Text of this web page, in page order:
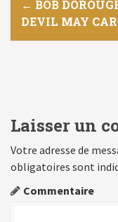
N
a
g
a
t
i
← BOB
DEVIL MAY
Laisser un
Votre adresse de
obligatoires sont
Commentaire